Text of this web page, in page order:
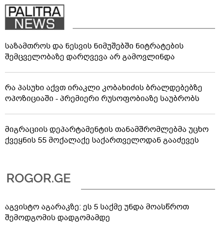
საზამთროს და ნესვის ნიმუშებში ნიტრატების
შემცველობაზე დარღვევა არ გამოვლინდა
რა პასუხი აქვთ ირაკლი კობახიძის ბრალდებებზე
ოპოზიციაში - პრემიერი რუსოფობიაზე საუბრობს
მიგრაციის დეპარტამენტის თანამშრომლებმა უცხო
ქვეყნის 55 მოქალაქე საქართველოდან გააძევეს
აგვისტო აგარაკზე: ეს 5 საქმე უნდა მოასწროთ
შემოდგომის დადგომამდე